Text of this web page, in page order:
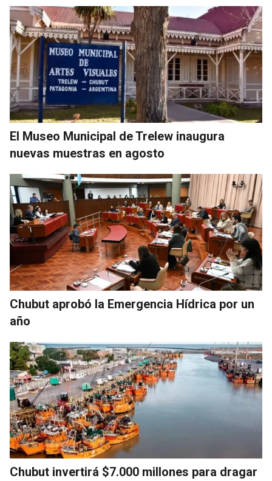
El Museo Municipal de Trelew inaugura
nuevas muestras en agosto
Chubut aprobó la Emergencia Hídrica por un
año
Chubut invertirá $7.000 millones para dragar